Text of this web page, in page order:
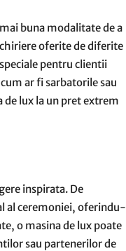
buna modalitate de a
oferite de diferite
pentru clientii
ar fi sarbatorile sau
lux la un pret extrem
inspirata. De
al ceremoniei, oferindu-
o masina de lux poate
sau partenerilor de